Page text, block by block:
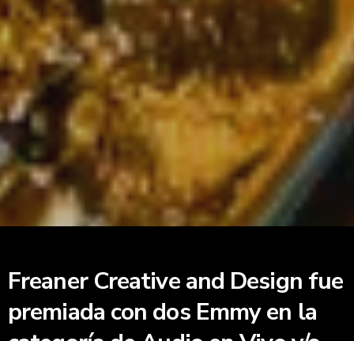
Freaner Creative and Design fue
premiada con dos Emmy en la